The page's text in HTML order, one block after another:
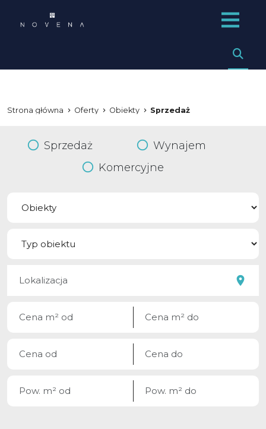
Strona główna Oferty Obiekty Sprzedaż
Sprzedaż
Wynajem
Komercyjne